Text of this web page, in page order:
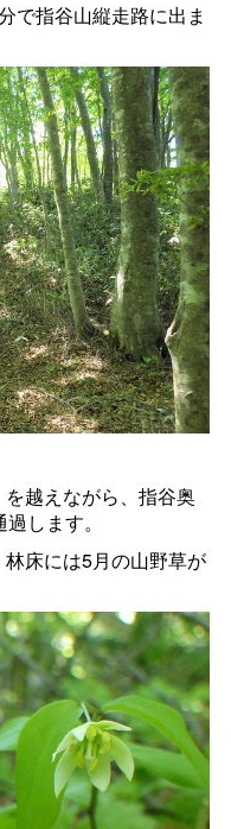
で指谷山縦走路に出ま
越えながら、指谷奥
します。
床には5月の山野草が